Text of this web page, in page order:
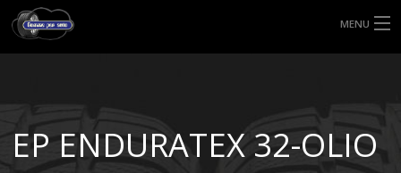
MENU
MISURE GOMME
EP ENDURATEX 32-OLIO